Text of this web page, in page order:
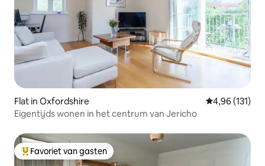
Flat in Oxfordshire Gemiddelde
4,96 (131)
Eigentijds wonen in het centrum van Jericho
Topfavoriet van gasten
Favoriet van gasten